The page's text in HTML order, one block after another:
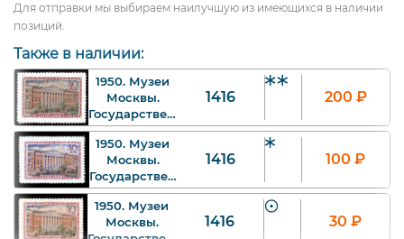
Для отправки мы выбираем наилучшую из имеющихся в наличии
позиций.
Также в наличии:
1950. Музеи
Москвы.
Государственный
музей
революции
СССР. 40 к.
Арт. ssr1416_1.
1416 200 ₽
1950. Музеи
Москвы.
Государственный
музей
революции
СССР. 40 к.
1416 100 ₽
1950. Музеи
Москвы.
1416 30 ₽